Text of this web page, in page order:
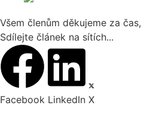
Všem členům děkujeme za
Sdílejte článek na sítích...
Facebook LinkedIn X